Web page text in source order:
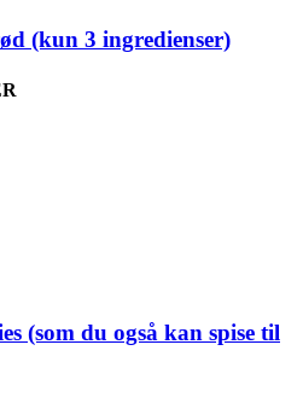
(kun 3 ingredienser)
(som du også kan spise til